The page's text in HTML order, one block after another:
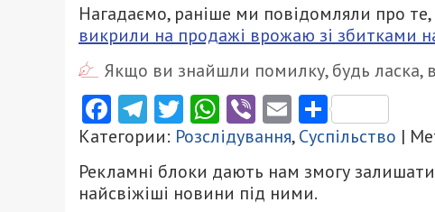
Нагадаємо, раніше ми повідомляли про
викрили на продажі врожаю зі збитками
Якщо ви знайшли помилку, будь ласка,
Facebook
Telegram
Twitter
WhatsApp
ViberEmail
Категории: Розслідування,Суспільство |
Рекламні блоки дають нам змогу
найсвіжіші новини під ними.